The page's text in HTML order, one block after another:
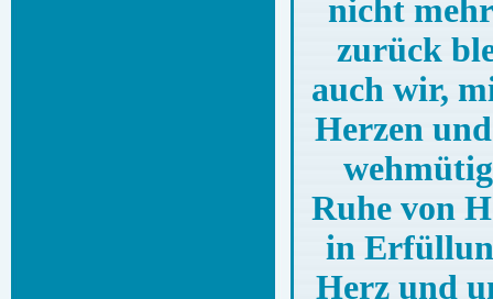
nicht
zurück
auch wir,
Herzen
Ruhe von
in
Herz und